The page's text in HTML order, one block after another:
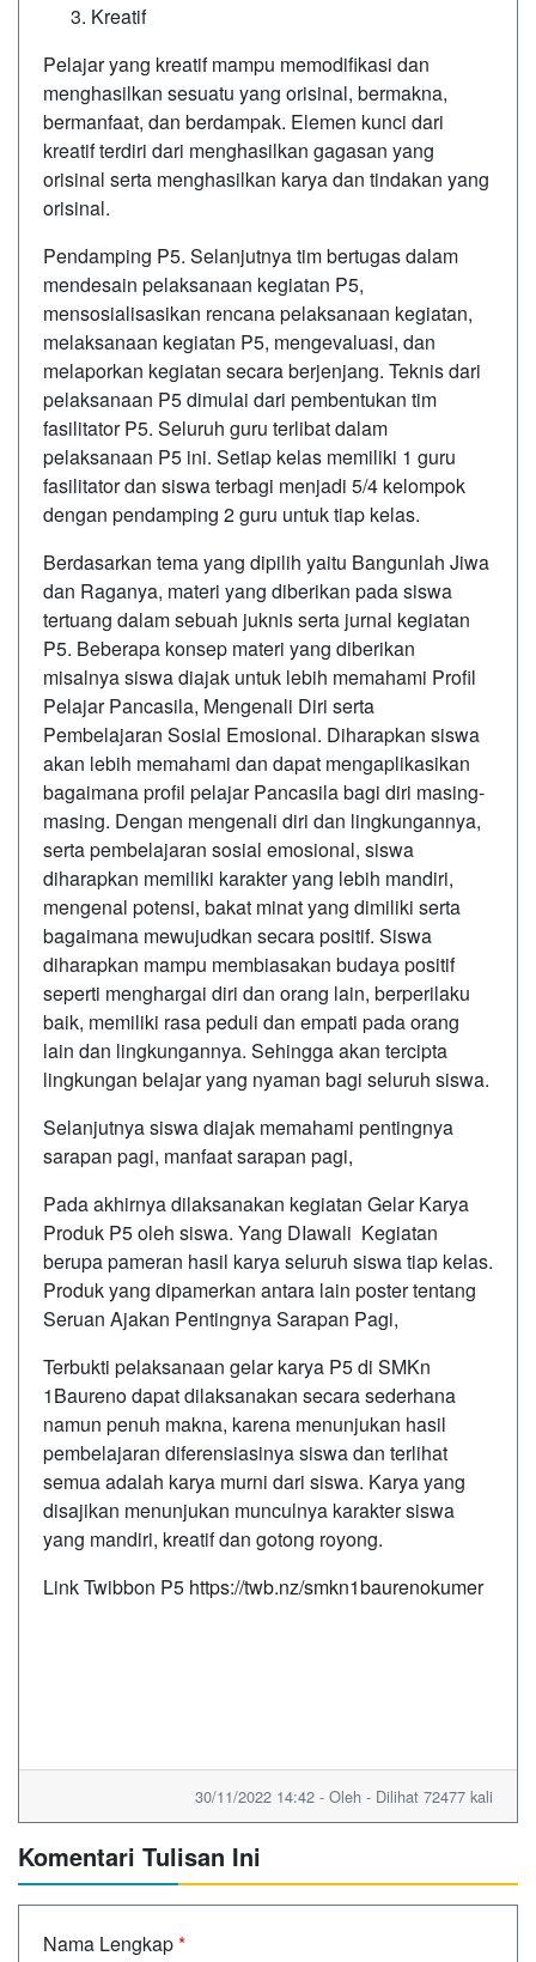
Kreatif
Pelajar yang kreatif mampu memodifikasi dan
menghasilkan sesuatu yang orisinal, bermakna,
bermanfaat, dan berdampak. Elemen kunci dari
kreatif terdiri dari menghasilkan gagasan yang
orisinal serta menghasilkan karya dan tindakan yang
orisinal.
Pendamping P5. Selanjutnya tim bertugas dalam
mendesain pelaksanaan kegiatan P5,
mensosialisasikan rencana pelaksanaan kegiatan,
melaksanaan kegiatan P5, mengevaluasi, dan
melaporkan kegiatan secara berjenjang. Teknis dari
pelaksanaan P5 dimulai dari pembentukan tim
fasilitator P5. Seluruh guru terlibat dalam
pelaksanaan P5 ini. Setiap kelas memiliki 1 guru
fasilitator dan siswa terbagi menjadi 5/4 kelompok
dengan pendamping 2 guru untuk tiap kelas.
Berdasarkan tema yang dipilih yaitu Bangunlah Jiwa
dan Raganya, materi yang diberikan pada siswa
tertuang dalam sebuah juknis serta jurnal kegiatan
P5. Beberapa konsep materi yang diberikan
misalnya siswa diajak untuk lebih memahami Profil
Pelajar Pancasila, Mengenali Diri serta
Pembelajaran Sosial Emosional. Diharapkan siswa
akan lebih memahami dan dapat mengaplikasikan
bagaimana profil pelajar Pancasila bagi diri masing-
masing. Dengan mengenali diri dan lingkungannya,
serta pembelajaran sosial emosional, siswa
diharapkan memiliki karakter yang lebih mandiri,
mengenal potensi, bakat minat yang dimiliki serta
bagaimana mewujudkan secara positif. Siswa
diharapkan mampu membiasakan budaya positif
seperti menghargai diri dan orang lain, berperilaku
baik, memiliki rasa peduli dan empati pada orang
lain dan lingkungannya. Sehingga akan tercipta
lingkungan belajar yang nyaman bagi seluruh siswa.
Selanjutnya siswa diajak memahami pentingnya
sarapan pagi, manfaat sarapan pagi,
Pada akhirnya dilaksanakan kegiatan Gelar Karya
Produk P5 oleh siswa. Yang DIawali Kegiatan
berupa pameran hasil karya seluruh siswa tiap kelas.
Produk yang dipamerkan antara lain poster tentang
Seruan Ajakan Pentingnya Sarapan Pagi,
Terbukti pelaksanaan gelar karya P5 di SMKn
1Baureno dapat dilaksanakan secara sederhana
namun penuh makna, karena menunjukan hasil
pembelajaran diferensiasinya siswa dan terlihat
semua adalah karya murni dari siswa. Karya yang
disajikan menunjukan munculnya karakter siswa
yang mandiri, kreatif dan gotong royong.
Link Twibbon P5 https://twb.nz/smkn1baurenokumer
30/11/2022 14:42 - Oleh - Dilihat 72477 kali
Komentari Tulisan Ini
Nama Lengkap*